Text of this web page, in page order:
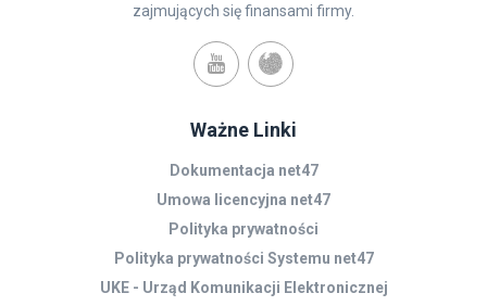
zajmujących się finansami firmy.
Ważne Linki
Dokumentacja net47
Umowa licencyjna net47
Polityka prywatności
Polityka prywatności Systemu net47
UKE - Urząd Komunikacji Elektronicznej